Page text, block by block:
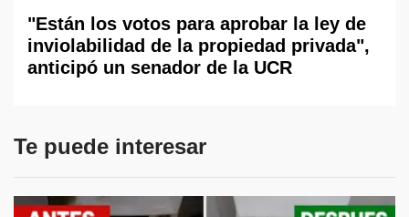
"Están los votos para aprobar la ley de
inviolabilidad de la propiedad privada",
anticipó un senador de la UCR
Te puede interesar